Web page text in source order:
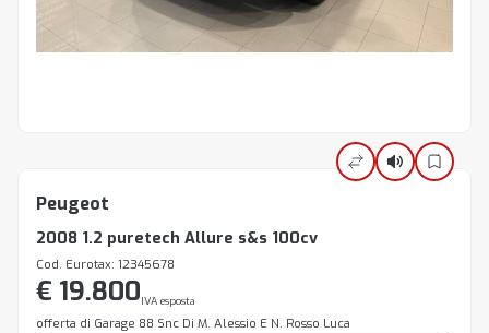
Peugeot
2008 1.2 puretech Allure s&s 100cv
Cod. Eurotax: 12345678
€ 19.800IVA esposta
offerta di Garage 88 Snc Di M. Alessio E N. Rosso Luca